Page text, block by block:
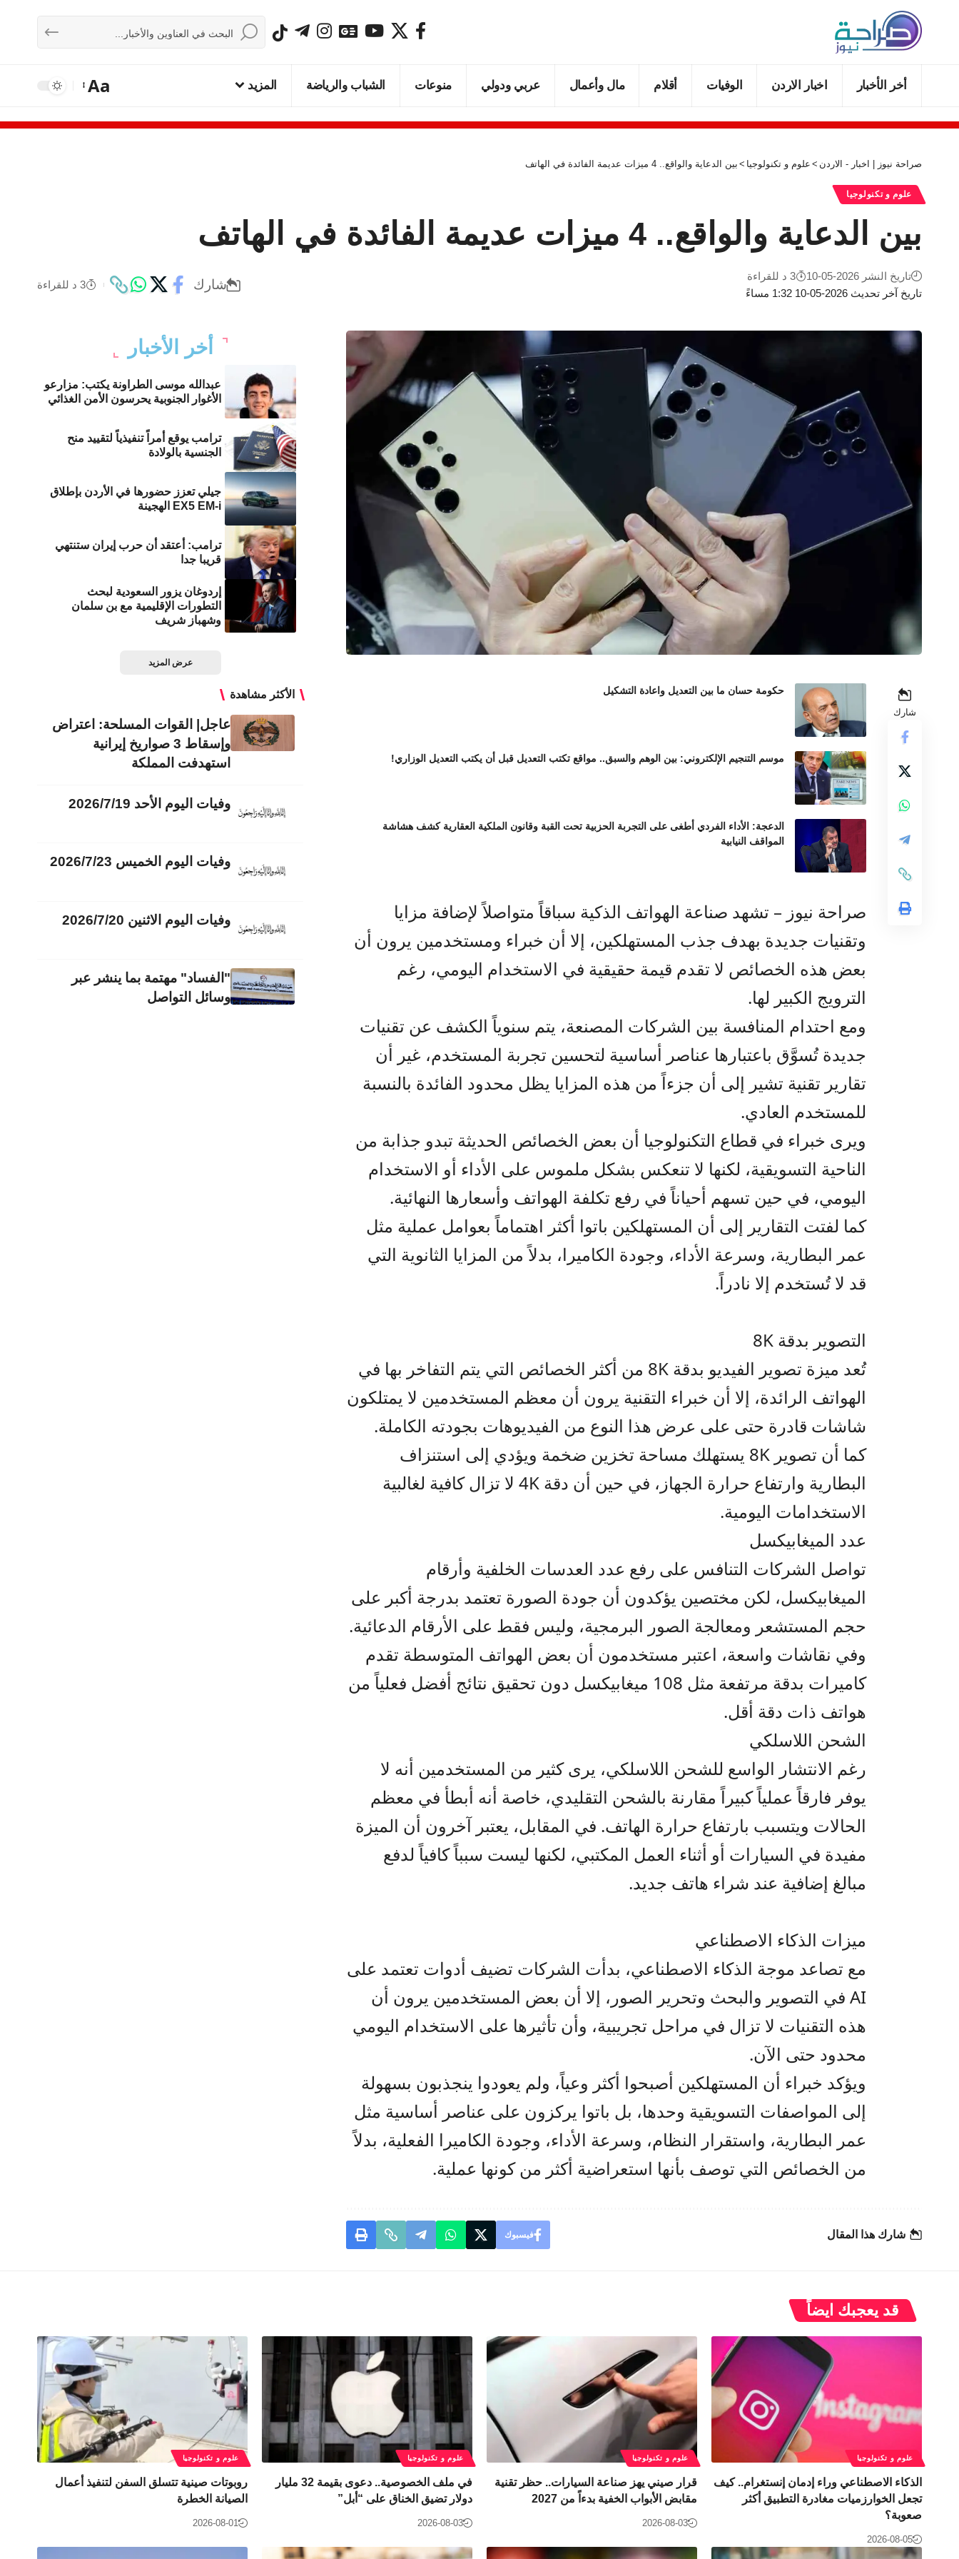
أخر الأخبار اخبار الاردن الوفيات أقلام مال وأعمال عربي ودولي منوعات الشباب والرياضة المزيد Aa
صراحة نيوز | اخبار - الاردن > علوم و تكنولوجيا > بين الدعاية والواقع.. 4 ميزات عديمة الفائدة في الهاتف
علوم و تكنولوجيا
بين الدعاية والواقع.. 4 ميزات عديمة الفائدة في الهاتف
تاريخ آخر تحديث 2026-05-10 1:32 مساءً
تاريخ النشر 2026-05-10 3 د للقراءة
شارك 3 د للقراءة
شارك
حكومة حسان ما بين التعديل واعادة التشكيل
موسم التنجيم الإلكتروني: بين الوهم والسبق.. مواقع تكتب التعديل قبل أن يكتب التعديل الوزاري!
الدعجة: الأداء الفردي أطغى على التجربة الحزبية تحت القبة وقانون الملكية العقارية كشف هشاشة
المواقف النيابية
صراحة نيوز – تشهد صناعة الهواتف الذكية سباقاً متواصلاً لإضافة مزايا
وتقنيات جديدة بهدف جذب المستهلكين، إلا أن خبراء ومستخدمين يرون أن
بعض هذه الخصائص لا تقدم قيمة حقيقية في الاستخدام اليومي، رغم
الترويج الكبير لها.
ومع احتدام المنافسة بين الشركات المصنعة، يتم سنوياً الكشف عن تقنيات
جديدة تُسوَّق باعتبارها عناصر أساسية لتحسين تجربة المستخدم، غير أن
تقارير تقنية تشير إلى أن جزءاً من هذه المزايا يظل محدود الفائدة بالنسبة
للمستخدم العادي.
ويرى خبراء في قطاع التكنولوجيا أن بعض الخصائص الحديثة تبدو جذابة من
الناحية التسويقية، لكنها لا تنعكس بشكل ملموس على الأداء أو الاستخدام
اليومي، في حين تسهم أحياناً في رفع تكلفة الهواتف وأسعارها النهائية.
كما لفتت التقارير إلى أن المستهلكين باتوا أكثر اهتماماً بعوامل عملية مثل
عمر البطارية، وسرعة الأداء، وجودة الكاميرا، بدلاً من المزايا الثانوية التي
قد لا تُستخدم إلا نادراً.
التصوير بدقة 8K
تُعد ميزة تصوير الفيديو بدقة 8K من أكثر الخصائص التي يتم التفاخر بها في
الهواتف الرائدة، إلا أن خبراء التقنية يرون أن معظم المستخدمين لا يمتلكون
شاشات قادرة حتى على عرض هذا النوع من الفيديوهات بجودته الكاملة.
كما أن تصوير 8K يستهلك مساحة تخزين ضخمة ويؤدي إلى استنزاف
البطارية وارتفاع حرارة الجهاز، في حين أن دقة 4K لا تزال كافية لغالبية
الاستخدامات اليومية.
عدد الميغابيكسل
تواصل الشركات التنافس على رفع عدد العدسات الخلفية وأرقام
الميغابيكسل، لكن مختصين يؤكدون أن جودة الصورة تعتمد بدرجة أكبر على
حجم المستشعر ومعالجة الصور البرمجية، وليس فقط على الأرقام الدعائية.
وفي نقاشات واسعة، اعتبر مستخدمون أن بعض الهواتف المتوسطة تقدم
كاميرات بدقة مرتفعة مثل 108 ميغابيكسل دون تحقيق نتائج أفضل فعلياً من
هواتف ذات دقة أقل.
الشحن اللاسلكي
رغم الانتشار الواسع للشحن اللاسلكي، يرى كثير من المستخدمين أنه لا
يوفر فارقاً عملياً كبيراً مقارنة بالشحن التقليدي، خاصة أنه أبطأ في معظم
الحالات ويتسبب بارتفاع حرارة الهاتف. في المقابل، يعتبر آخرون أن الميزة
مفيدة في السيارات أو أثناء العمل المكتبي، لكنها ليست سبباً كافياً لدفع
مبالغ إضافية عند شراء هاتف جديد.
ميزات الذكاء الاصطناعي
مع تصاعد موجة الذكاء الاصطناعي، بدأت الشركات تضيف أدوات تعتمد على
AI في التصوير والبحث وتحرير الصور، إلا أن بعض المستخدمين يرون أن
هذه التقنيات لا تزال في مراحل تجريبية، وأن تأثيرها على الاستخدام اليومي
محدود حتى الآن.
ويؤكد خبراء أن المستهلكين أصبحوا أكثر وعياً، ولم يعودوا ينجذبون بسهولة
إلى المواصفات التسويقية وحدها، بل باتوا يركزون على عناصر أساسية مثل
عمر البطارية، واستقرار النظام، وسرعة الأداء، وجودة الكاميرا الفعلية، بدلاً
من الخصائص التي توصف بأنها استعراضية أكثر من كونها عملية.
شارك هذا المقال فيسبوك
أخر الأخبار
عبدالله موسى الطراونة يكتب: مزارعو
الأغوار الجنوبية يحرسون الأمن الغذائي
ترامب يوقع أمراً تنفيذياً لتقييد منح
الجنسية بالولادة
جيلي تعزز حضورها في الأردن بإطلاق
EX5 EM-i الهجينة
ترامب: أعتقد أن حرب إيران ستنتهي
قريبا جدا
إردوغان يزور السعودية لبحث
التطورات الإقليمية مع بن سلمان
وشهباز شريف
عرض المزيد
الأكثر مشاهدة
عاجل| القوات المسلحة: اعتراض
وإسقاط 3 صواريخ إيرانية
استهدفت المملكة
وفيات اليوم الأحد 2026/7/19
وفيات اليوم الخميس 2026/7/23
وفيات اليوم الاثنين 2026/7/20
"الفساد" مهتمة بما ينشر عبر
وسائل التواصل
قد يعجبك ايضاً
علوم و تكنولوجيا
الذكاء الاصطناعي وراء إدمان إنستغرام.. كيف
تجعل الخوارزميات مغادرة التطبيق أكثر
صعوبة؟
2026-08-05
علوم و تكنولوجيا
قرار صيني يهز صناعة السيارات.. حظر تقنية
مقابض الأبواب الخفية بدءاً من 2027
2026-08-03
علوم و تكنولوجيا
في ملف الخصوصية.. دعوى بقيمة 32 مليار
دولار تضيق الخناق على “أبل”
2026-08-03
علوم و تكنولوجيا
روبوتات صينية تتسلق السفن لتنفيذ أعمال
الصيانة الخطرة
2026-08-01